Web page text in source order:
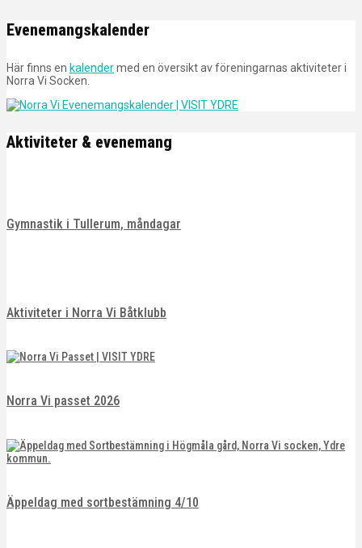
Evenemangskalender
Här finns en kalendermed en översikt av föreningarnas aktiviteter i
Norra Vi Socken.
Aktiviteter & evenemang
Gymnastik i Tullerum, måndagar
Aktiviteter i Norra Vi Båtklubb
Norra Vi passet 2026
Äppeldag med sortbestämning 4/10